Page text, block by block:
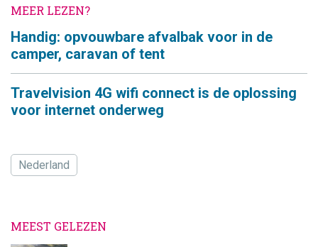
MEER LEZEN?
Handig: opvouwbare afvalbak voor in de
camper, caravan of tent
Travelvision 4G wifi connect is de oplossing
voor internet onderweg
Nederland
MEEST GELEZEN